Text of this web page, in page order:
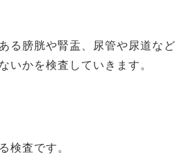
る膀胱や腎盂、尿管や尿道など
いかを検査していきます。
検査です。